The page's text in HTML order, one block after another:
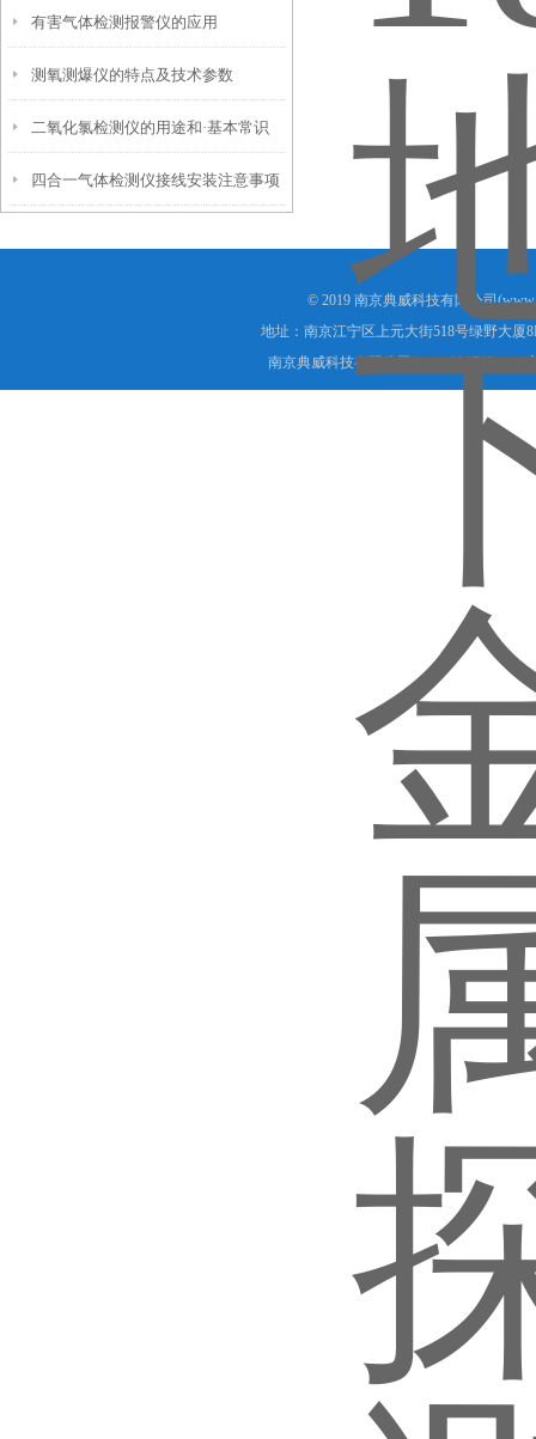
有害气体检测报警仪的应用
测氧测爆仪的特点及技术参数
二氧化氯检测仪的用途和·基本常识
四合一气体检测仪接线安装注意事项
© 2019 南京典威科技有限公司
地址：南京江宁区上元大街518号绿野大厦
南京典威科技有限公司(www.bh1718.com)